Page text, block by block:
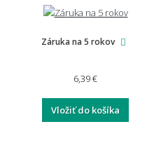
Záruka na 5 rokov
6,39 €
Vložiť do košíka